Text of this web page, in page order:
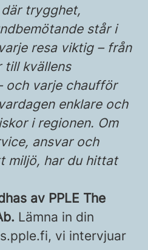
trygghet,
står i
resa viktig – från
till kvällens
och varje chaufför
enklare och
i regionen. Om
ansvar och
miljö, har du hittat
av PPLE The
Lämna in din
vi intervjuar